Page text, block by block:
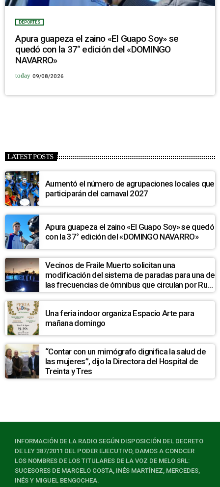
DEPORTES
Apura guapeza el zaino «El Guapo Soy» se
quedó con la 37° edición del «DOMINGO
NAVARRO»
today 09/08/2026
LATEST POSTS
Aumentó el número de agrupaciones locales que
participarán del carnaval 2027
Apura guapeza el zaino «El Guapo Soy» se quedó
con la 37° edición del «DOMINGO NAVARRO»
Vecinos de Fraile Muerto solicitan una
modificación del sistema de paradas para una de
las frecuencias de ómnibus que circulan por Ruta
7
Una feria indoor organiza Espacio Arte para
mañana domingo
“Contar con un mimógrafo dignifica la salud de
las mujeres”, dijo la Directora del Hospital de
Treinta y Tres
INFORMACIÓN DE LA RADIO SEGÚN DISPOSICIÓN DEL DECRETO
DE LEY 387/2011 DEL PODER EJECUTIVO, DAMOS A CONOCER
LOS NOMBRES DE LOS TITULARES DE LA VOZ DE MELO SRL:
SUCESORES DE MARCELO COSTA, INÉS MARTÍNEZ, MERCEDES,
INÉS Y MIGUEL BENGOCHEA.